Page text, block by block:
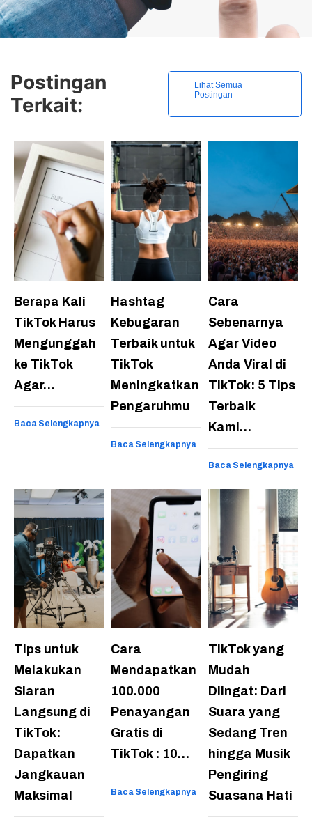
Postingan
Terkait:
Lihat Semua
Postingan
Berapa Kali
TikTok Harus
Mengunggah
ke TikTok
Agar…
Baca Selengkapnya
Hashtag
Kebugaran
Terbaik untuk
TikTok
Meningkatkan
Pengaruhmu
Baca Selengkapnya
Cara
Sebenarnya
Agar Video
Anda Viral di
TikTok: 5 Tips
Terbaik
Kami…
Baca Selengkapnya
Tips untuk
Melakukan
Siaran
Langsung di
TikTok:
Dapatkan
Jangkauan
Maksimal
Cara
Mendapatkan
100.000
Penayangan
Gratis di
TikTok : 10…
Baca Selengkapnya
TikTok yang
Mudah
Diingat: Dari
Suara yang
Sedang Tren
hingga Musik
Pengiring
Suasana Hati